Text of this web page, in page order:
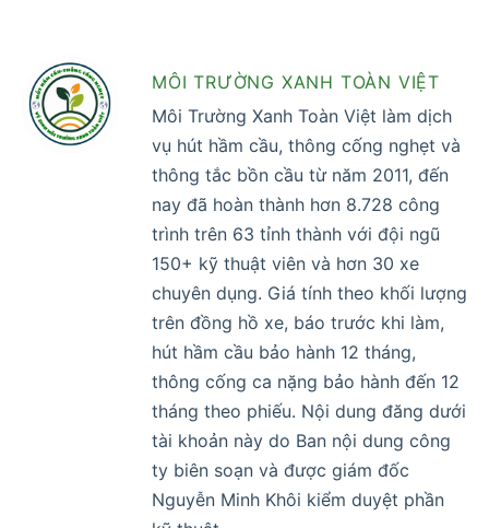
MÔI TRƯỜNG XANH TOÀN VIỆT
Môi Trường Xanh Toàn Việt làm dịch
vụ hút hầm cầu, thông cống nghẹt và
thông tắc bồn cầu từ năm 2011, đến
nay đã hoàn thành hơn 8.728 công
trình trên 63 tỉnh thành với đội ngũ
150+ kỹ thuật viên và hơn 30 xe
chuyên dụng. Giá tính theo khối lượng
trên đồng hồ xe, báo trước khi làm,
hút hầm cầu bảo hành 12 tháng,
thông cống ca nặng bảo hành đến 12
tháng theo phiếu. Nội dung đăng dưới
tài khoản này do Ban nội dung công
ty biên soạn và được giám đốc
Nguyễn Minh Khôi kiểm duyệt phần